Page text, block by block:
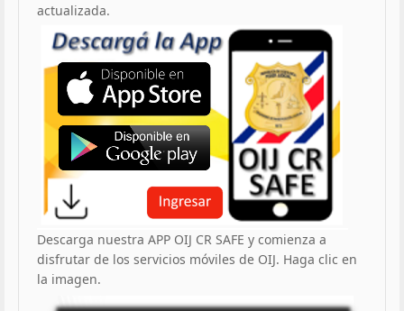
actualizada.
Descarga nuestra APP OIJ CR SAFE y comienza a
disfrutar de los servicios móviles de OIJ. Haga clic en
la imagen.